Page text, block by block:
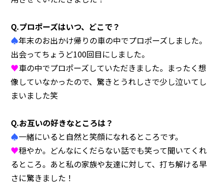
Q.プロポーズはいつ、どこで？
♠年末のお出かけ帰りの車の中でプロポーズしました。
出会ってちょうど100回目にしました。
♥車の中でプロポーズしていただきました。まったく想
像していなかったので、驚きとうれしさで少し泣いてし
まいました笑
Q.お互いの好きなところは？
♠一緒にいると自然と笑顔になれるところです。
♥穏やか。どんなにくだらない話でも笑って聞いてくれ
るところ。あと私の家族や友達に対して、打ち解ける早
さに驚きました！